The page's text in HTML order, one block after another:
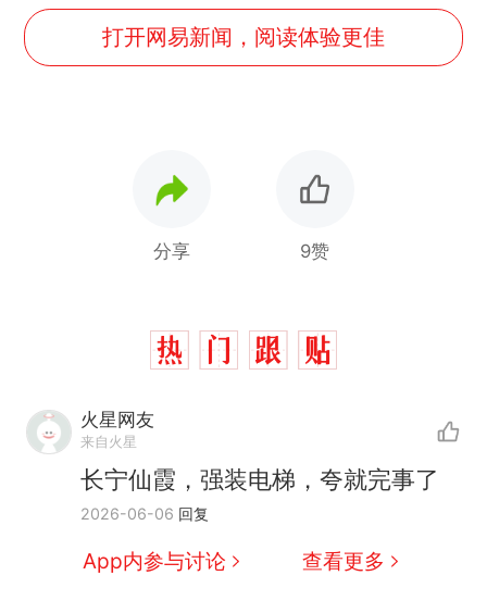
打开网易新闻，阅读体验更佳
分享 9赞
火星网友
来自火星
长宁仙霞，强装电梯，夸就完事了
2026-06-06 回复
App内参与讨论 查看更多
因老师一句“跟我回家”改写了
人生搬家报价570元，搬到楼下
部作废，公平么？
空调24小时开着反而更省电？
电力部门回应
佛山一中学招聘物理教师，笔